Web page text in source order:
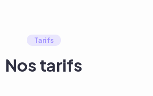
Tarifs
Nos tarifs